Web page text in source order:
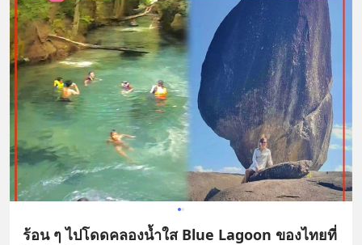
ร้อน ๆ ไปโดดคลองน้ำใส Blue Lagoon ของไทยที่